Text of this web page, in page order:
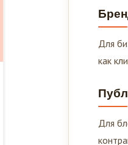
Для
как
Для